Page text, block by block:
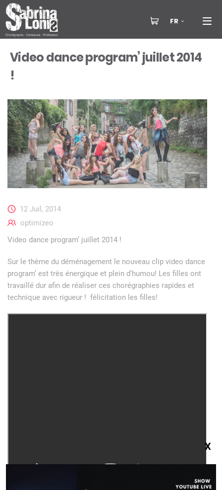
FR
Video dance program’ juillet 2014
!
12 Juil, 2014
optimizeo
Video dance program’ juillet 2014 !
Sur le thème du déménagement le nouveau clip video dance
program’ est très énergique et plein d’humou! Les filles ont
travaillé dur afin de réaliser ces chorégraphies rapides et
technique avec rigueur ! félicitation les filles!
X